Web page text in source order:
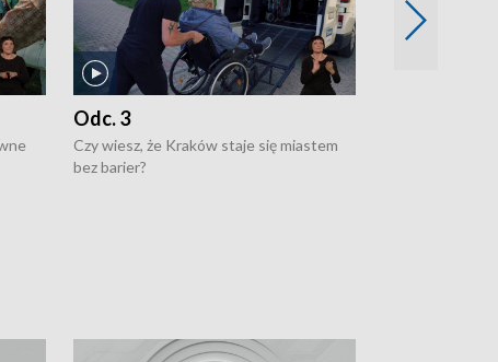
Odc. 3
Czy wiesz, że Kraków staje się miastem
bez barier?